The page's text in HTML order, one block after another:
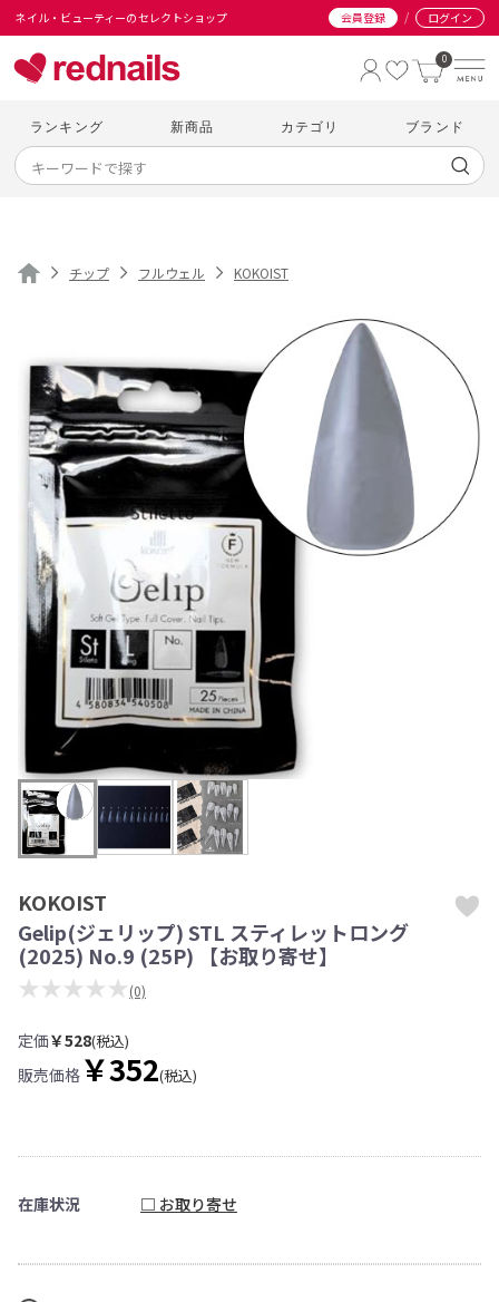
ネイル・ビューティーのセレクトショップ 会員登録 / ログイン
0
ランキング 新商品 カテゴリ ブランド
チップ フルウェル KOKOIST
KOKOIST
Gelip(ジェリップ) STL スティレットロング
(2025) No.9 (25P) 【お取り寄せ】
★★★★★ (0)
定価￥528(税込)
販売価格 ￥352(税込)
在庫状況 □ お取り寄せ